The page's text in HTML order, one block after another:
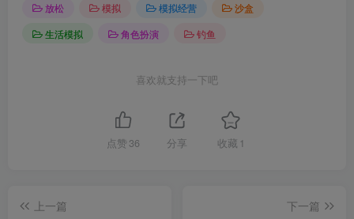
放松
模拟 模拟经营
沙盒
生活模拟
角色扮演 钓鱼
喜欢就支持一下吧
点赞 36 分享 收藏 1
上一篇
下一篇